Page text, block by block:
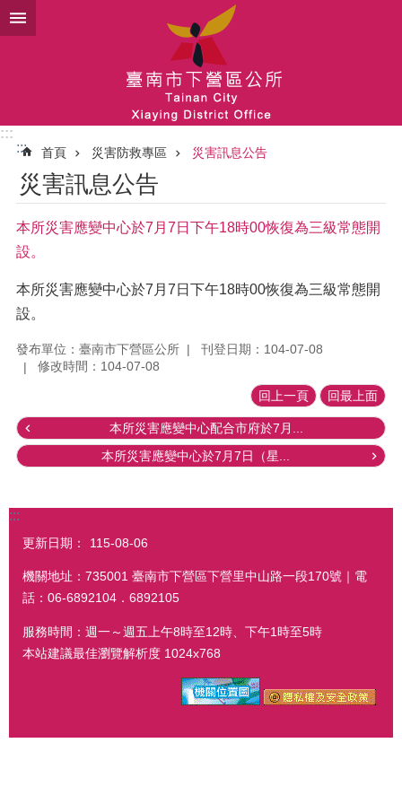
跳到主要內容區塊
:::
:::
首頁 災害防救專區 災害訊息公告
災害訊息公告
本所災害應變中心於7月7日下午18時00恢復為三級常態開
設。
本所災害應變中心於7月7日下午18時00恢復為三級常態開
設。
發布單位：臺南市下營區公所
刊登日期：104-07-08
修改時間：104-07-08
回上一頁 回最上面
本所災害應變中心配合市府於7月...
本所災害應變中心於7月7日（星...
:::
更新日期： 115-08-06
機關地址：735001 臺南市下營區下營里中山路一段170號｜電
話：06-6892104．6892105
服務時間：週一～週五上午8時至12時、下午1時至5時
本站建議最佳瀏覽解析度 1024x768